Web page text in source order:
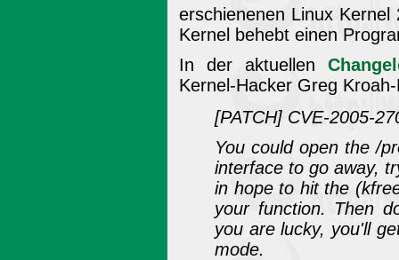
erschienenen Linux
Kernel behebt einen
In der aktuellen
Kernel-Hacker Greg
[PATCH] CVE-2005-
You could open the /
interface to go away,
in hope to hit the
your function. Then
you are lucky, you'll
mode.